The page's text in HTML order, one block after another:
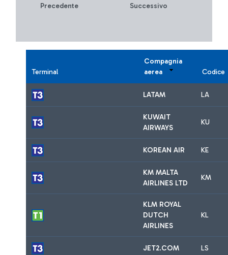
Precedente Successivo
Terminal
Compagnia
aerea
Codice
LATAM LA
KUWAIT
AIRWAYS
KU
KOREAN AIR KE
KM MALTA
AIRLINES LTD
KM
KLM ROYAL
DUTCH
AIRLINES
KL
JET2.COM LS